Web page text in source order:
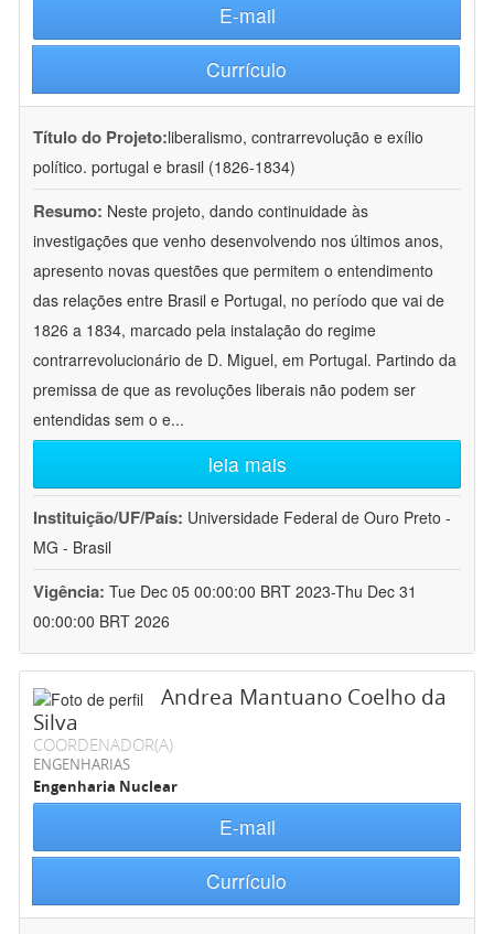
E-mail
Currículo
Título do Projeto:liberalismo, contrarrevolução e exílio
político. portugal e brasil (1826-1834)
Resumo: Neste projeto, dando continuidade às
investigações que venho desenvolvendo nos últimos anos,
apresento novas questões que permitem o entendimento
das relações entre Brasil e Portugal, no período que vai de
1826 a 1834, marcado pela instalação do regime
contrarrevolucionário de D. Miguel, em Portugal. Partindo da
premissa de que as revoluções liberais não podem ser
entendidas sem o e...
leia mais
Instituição/UF/País: Universidade Federal de Ouro Preto -
MG - Brasil
Vigência: Tue Dec 05 00:00:00 BRT 2023-Thu Dec 31
00:00:00 BRT 2026
Andrea Mantuano Coelho da
Silva
COORDENADOR(A)
ENGENHARIAS
Engenharia Nuclear
E-mail
Currículo